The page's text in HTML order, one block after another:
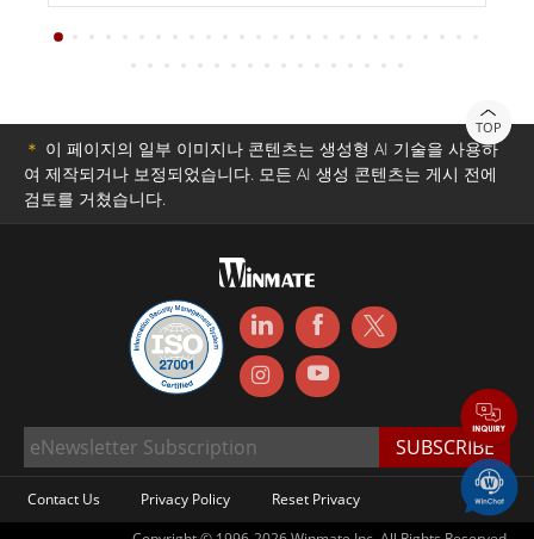
TOP
＊ 이 페이지의 일부 이미지나 콘텐츠는 생성형 AI 기술을 사용하
여 제작되거나 보정되었습니다. 모든 AI 생성 콘텐츠는 게시 전에
검토를 거쳤습니다.
Contact Us Privacy Policy
Reset Privacy